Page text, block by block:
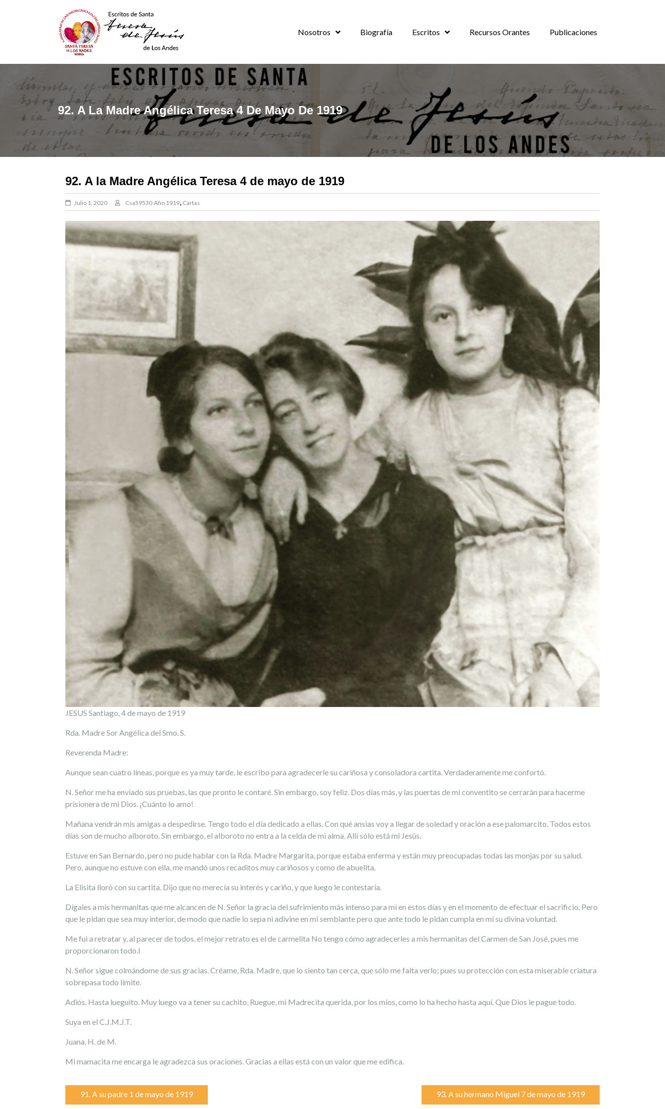
Escritos De Santa Teresa
De Los Andes
Nosotros Biografía Escritos Recursos Orantes Publicaciones
92. A La Madre Angélica Teresa 4 De Mayo De 1919
92. A la Madre Angélica Teresa 4 de mayo de 1919
Julio 1, 2020 Csa59530 Año 1919, Cartas
JESUS Santiago, 4 de mayo de 1919
Rda. Madre Sor Angélica del Smo. S.
Reverenda Madre:
Aunque sean cuatro líneas, porque es ya muy tarde, le escribo para agradecerle su cariñosa y consoladora cartita. Verdaderamente me confortó.
N. Señor me ha enviado sus pruebas, las que pronto le contaré. Sin embargo, soy feliz. Dos días más, y las puertas de mi conventito se cerrarán para hacerme
prisionera de mi Dios. ¡Cuánto lo amo!
Mañana vendrán mis amigas a despedirse. Tengo todo el día dedicado a ellas. Con qué ansias voy a llegar de soledad y oración a ese palomarcito. Todos estos
días son de mucho alboroto. Sin embargo, el alboroto no entra a la celda de mi alma. Allí sólo está mi Jesús.
Estuve en San Bernardo, pero no pude hablar con la Rda. Madre Margarita, porque estaba enferma y están muy preocupadas todas las monjas por su salud.
Pero, aunque no estuve con ella, me mandó unos recaditos muy cariñosos y como de abuelita.
La Elisita lloró con su cartita. Dijo que no merecía su interés y cariño, y que luego le contestaría.
Dígales a mis hermanitas que me alcancen de N. Señor la gracia del sufrimiento más intenso para mí en estos días y en el momento de efectuar el sacrificio. Pero
que le pidan que sea muy interior, de modo que nadie lo sepa ni adivine en mi semblante pero que ante todo le pidan cumpla en mí su divina voluntad.
Me fui a retratar y, al parecer de todos, el mejor retrato es el de carmelita No tengo cómo agradecerles a mis hermanitas del Carmen de San José, pues me
proporcionaron todo.l
N. Señor sigue colmándome de sus gracias. Créame, Rda. Madre, que lo siento tan cerca, que sólo me falta verlo; pues su protección con esta miserable criatura
sobrepasa todo límite.
Adiós. Hasta lueguito. Muy luego va a tener su cachito. Ruegue, mi Madrecita querida, por los míos, como lo ha hecho hasta aquí. Que Dios le pague todo.
Suya en el C.J.M.J.T.
Juana, H. de M.
Mi mamacita me encarga le agradezca sus oraciones. Gracias a ellas está con un valor que me edifica.
Navegación
91. A su padre 1 de mayo de 1919 93. A su hermano Miguel 7 de mayo de 1919